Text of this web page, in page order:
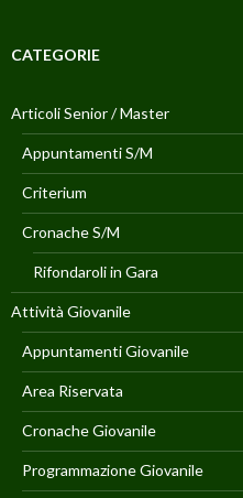
CATEGORIE
Articoli Senior / Master
Appuntamenti S/M
Criterium
Cronache S/M
Rifondaroli in Gara
Attività Giovanile
Appuntamenti Giovanile
Area Riservata
Cronache Giovanile
Programmazione Giovanile